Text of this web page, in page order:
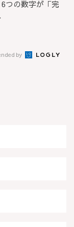
つの数字が「完
by